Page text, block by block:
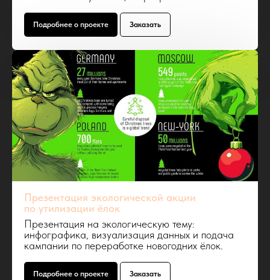
Подробнее о проекте Заказать
Презентация экологической акции
по утилизации ёлок
Презентация на экологическую тему:
инфографика, визуализация данных и подача
кампании по переработке новогодних ёлок.
Подробнее о проекте Заказать